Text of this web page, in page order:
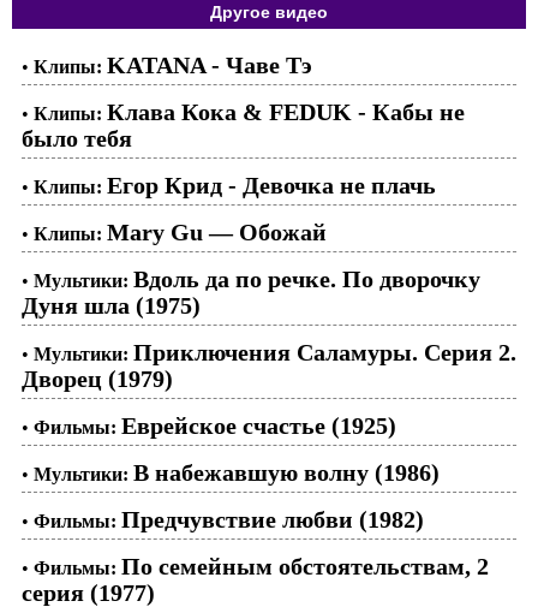
Другое видео
• Клипы: KATANA - Чаве Тэ
• Клипы: Клава Кока & FEDUK - Кабы не
было тебя
• Клипы: Егор Крид - Девочка не плачь
• Клипы: Mary Gu — Обожай
• Мультики: Вдоль да по речке. По дворочку
Дуня шла (1975)
• Мультики: Приключения Саламуры. Серия 2.
Дворец (1979)
• Фильмы: Еврейское счастье (1925)
• Мультики: В набежавшую волну (1986)
• Фильмы: Предчувствие любви (1982)
• Фильмы: По семейным обстоятельствам, 2
серия (1977)